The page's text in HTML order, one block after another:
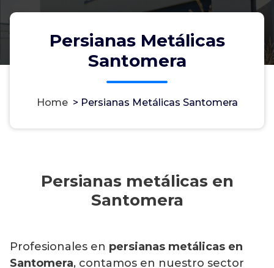
Persianas Metálicas
Santomera
Home> Persianas Metálicas Santomera
Persianas metálicas en
Santomera
Profesionales en persianas metálicas en
Santomera, contamos en nuestro sector